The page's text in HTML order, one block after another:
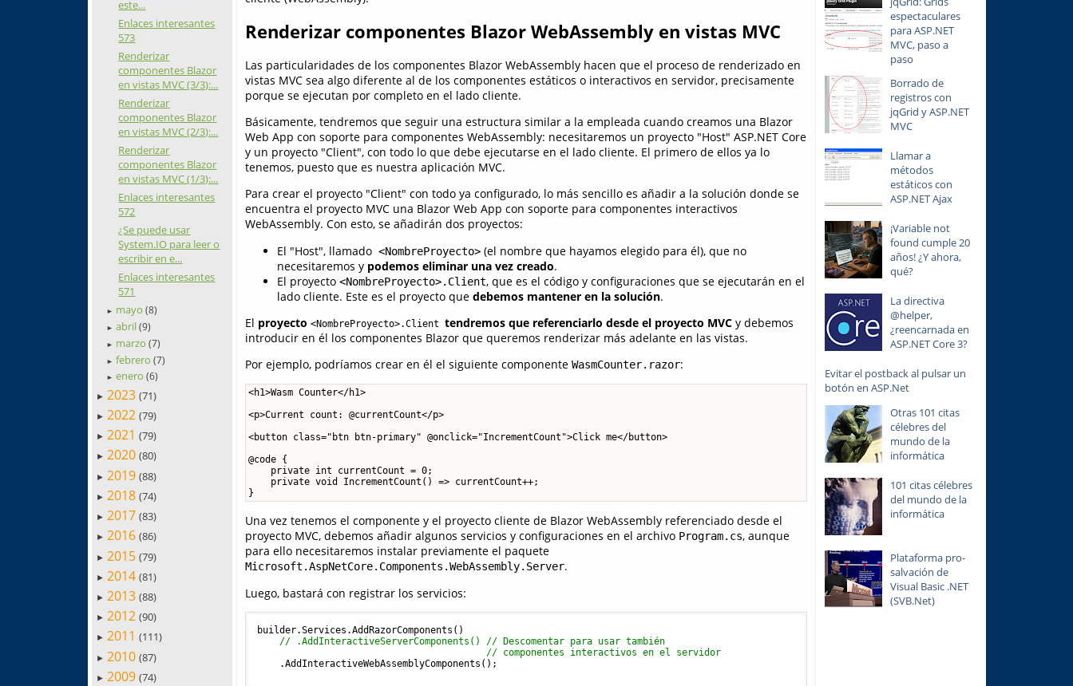
este...
Enlaces interesantes
573
Renderizar
componentes Blazor
en vistas MVC (3/3):...
Renderizar
componentes Blazor
en vistas MVC (2/3):...
Renderizar
componentes Blazor
en vistas MVC (1/3):...
Enlaces interesantes
572
¿Se puede usar
System.IO para leer o
escribir en e...
Enlaces interesantes
571
► mayo(8)
► abril(9)
► marzo(7)
► febrero(7)
► enero(6)
► 2023 (71)
► 2022 (79)
► 2021 (79)
► 2020 (80)
► 2019 (88)
► 2018 (74)
► 2017 (83)
► 2016 (86)
► 2015 (79)
► 2014 (81)
► 2013 (88)
► 2012 (90)
► 2011 (111)
► 2010 (87)
► 2009 (74)
Renderizar componentes Blazor WebAssembly en vistas MVC
Las particularidades de los componentes Blazor WebAssembly hacen que el proceso de renderizado en
vistas MVC sea algo diferente al de los componentes estáticos o interactivos en servidor, precisamente
porque se ejecutan por completo en el lado cliente.
Básicamente, tendremos que seguir una estructura similar a la empleada cuando creamos una Blazor
Web App con soporte para componentes WebAssembly: necesitaremos un proyecto "Host" ASP.NET Core
y un proyecto "Client", con todo lo que debe ejecutarse en el lado cliente. El primero de ellos ya lo
tenemos, puesto que es nuestra aplicación MVC.
Para crear el proyecto "Client" con todo ya configurado, lo más sencillo es añadir a la solución donde se
encuentra el proyecto MVC una Blazor Web App con soporte para componentes interactivos
WebAssembly. Con esto, se añadirán dos proyectos:
El "Host", llamado <NombreProyecto>(el nombre que hayamos elegido para él), que no
necesitaremos y podemos eliminar una vez creado.
El proyecto <NombreProyecto>.Client, que es el código y configuraciones que se ejecutarán en el
lado cliente. Este es el proyecto que debemos mantener en la solución.
El proyecto <NombreProyecto>.Client tendremos que referenciarlo desde el proyecto MVCy debemos
introducir en él los componentes Blazor que queremos renderizar más adelante en las vistas.
Por ejemplo, podríamos crear en él el siguiente componente WasmCounter.razor:
<h1>Wasm Counter</h1>
<p>Current count: @currentCount</p>
<button class="btn btn-primary" @onclick="IncrementCount">Click me</button>
@code {
    private int currentCount = 0;
    private void IncrementCount() => currentCount++;
Una vez tenemos el componente y el proyecto cliente de Blazor WebAssembly referenciado desde el
proyecto MVC, debemos añadir algunos servicios y configuraciones en el archivo Program.cs, aunque
para ello necesitaremos instalar previamente el paquete
Microsoft.AspNetCore.Components.WebAssembly.Server.
Luego, bastará con registrar los servicios:
builder.Services.AddRazorComponents()
// .AddInteractiveServerComponents() // Descomentar para usar también
// componentes interactivos en el servidor
    .AddInteractiveWebAssemblyComponents();
espectaculares
para ASP.NET
MVC, paso a
paso
Borrado de
registros con
jqGrid y ASP.NET
MVC
Llamar a
métodos
estáticos con
ASP.NET Ajax
¡Variable not
found cumple 20
años! ¿Y ahora,
qué?
La directiva
@helper,
¿reencarnada en
ASP.NET Core 3?
Evitar el postback al pulsar un
botón en ASP.Net
Otras 101 citas
célebres del
mundo de la
informática
101 citas célebres
del mundo de la
informática
Plataforma pro-
salvación de
Visual Basic .NET
(SVB.Net)